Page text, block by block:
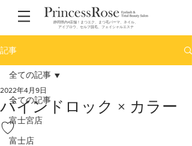
静岡県内4店舗！まつエク、まつ毛パーマ、ネイル、
アイブロウ、セルフ脱毛、フェイシャルエステ
記事
全ての記事
富士宮店
富士店
全ての記事
バインドロック × カラー
♡
2022年4月9日